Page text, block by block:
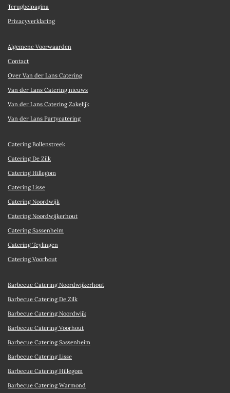
Terugbelpagina
Privacyverklaring
Algemene Voorwaarden
Contact
Over Van der Lans Catering
Van der Lans Catering nieuws
Van der Lans Catering Zakelijk
Van der Lans Partycatering
Catering Bollenstreek
Catering De Zilk
Catering Hillegom
Catering Lisse
Catering Noordwijk
Catering Noordwijkerhout
Catering Sassenheim
Catering Teylingen
Catering Voorhout
Barbecue Catering Noordwijkerhout
Barbecue Catering De Zilk
Barbecue Catering Noordwijk
Barbecue Catering Voorhout
Barbecue Catering Sassenheim
Barbecue Catering Lisse
Barbecue Catering Hillegom
Barbecue Catering Warmond